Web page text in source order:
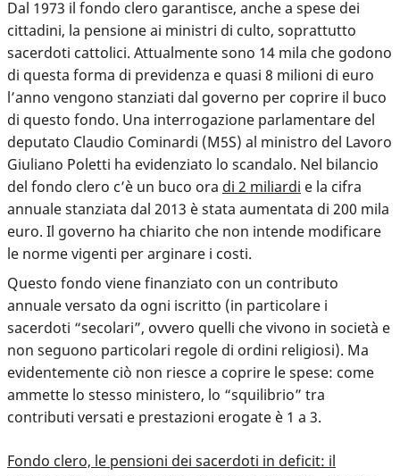
Dal 1973 il fondo clero garantisce, anche a spese dei
cittadini, la pensione ai ministri di culto, soprattutto
sacerdoti cattolici. Attualmente sono 14 mila che godono
di questa forma di previdenza e quasi 8 milioni di euro
l’anno vengono stanziati dal governo per coprire il buco
di questo fondo. Una interrogazione parlamentare del
deputato Claudio Cominardi (M5S) al ministro del Lavoro
Giuliano Poletti ha evidenziato lo scandalo. Nel bilancio
del fondo clero c’è un buco ora di 2 miliardi e la cifra
annuale stanziata dal 2013 è stata aumentata di 200 mila
euro. Il governo ha chiarito che non intende modificare
le norme vigenti per arginare i costi.
Questo fondo viene finanziato con un contributo
annuale versato da ogni iscritto (in particolare i
sacerdoti “secolari”, ovvero quelli che vivono in società e
non seguono particolari regole di ordini religiosi). Ma
evidentemente ciò non riesce a coprire le spese: come
ammette lo stesso ministero, lo “squilibrio” tra
contributi versati e prestazioni erogate è 1 a 3.
Fondo clero, le pensioni dei sacerdoti in deficit: il